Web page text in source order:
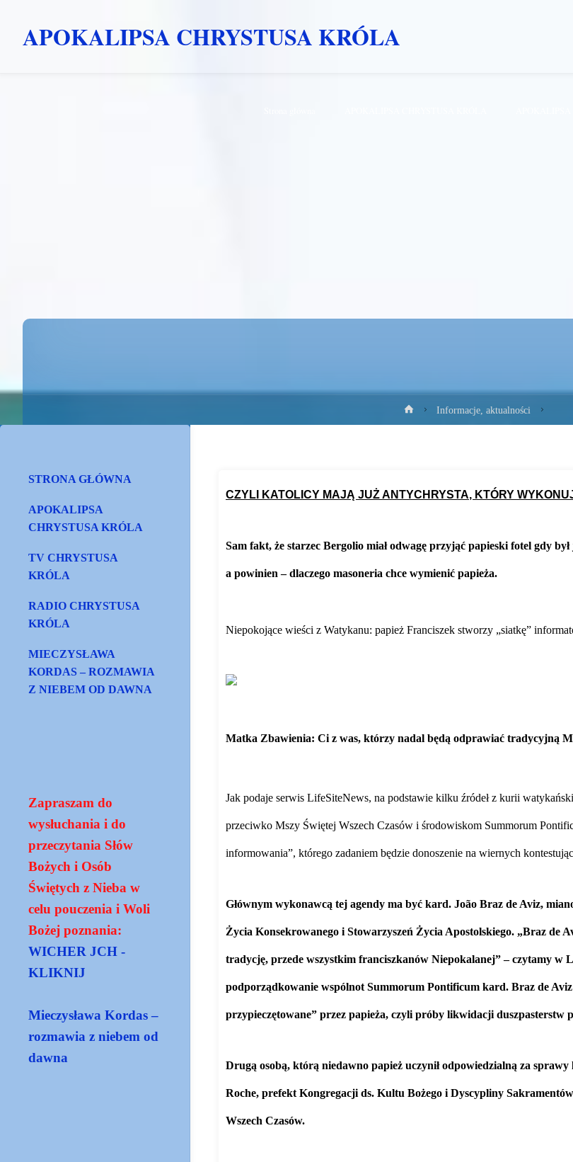
APOKALIPSA CHRYSTUSA KRÓLA
Strona
główna
Informacje, aktualności
CZYLI KATOLICY MAJĄ JUŻ ANTYCHRYSTA, KTÓRY
Sam fakt, że starzec Bergolio miał odwagę przyjąć papieski fotel gdy
a powinien – dlaczego masoneria chce wymienić papieża.
Niepokojące wieści z Watykanu: papież Franciszek stworzy „siatkę”
Matka Zbawienia: Ci z was, którzy nadal będą odprawiać tradycyjną
Jak podaje serwis LifeSiteNews, na podstawie kilku źródeł z kurii
przeciwko Mszy Świętej Wszech Czasów i środowiskom Summorum
informowania”, którego zadaniem będzie donoszenie na wiernych
Głównym wykonawcą tej agendy ma być kard. João Braz de Aviz,
Życia Konsekrowanego i Stowarzyszeń Życia Apostolskiego. „Braz de
tradycję, przede wszystkim franciszkanów Niepokalanej” – czytamy w
podporządkowanie wspólnot Summorum Pontificum kard. Braz de
przypieczętowane” przez papieża, czyli próby likwidacji
Drugą osobą, którą niedawno papież uczynił odpowiedzialną za
Roche, prefekt Kongregacji ds. Kultu Bożego i Dyscypliny
Wszech Czasów.
STRONA GŁÓWNA
APOKALIPSA
CHRYSTUSA KRÓLA
TV CHRYSTUSA
KRÓLA
RADIO CHRYSTUSA
KRÓLA
MIECZYSŁAWA
KORDAS – ROZMAWIA
Z NIEBEM OD DAWNA
Zapraszam do
wysłuchania i do
przeczytania Słów
Bożych i Osób
Świętych z Nieba w
celu pouczenia i Woli
Bożej poznania:
WICHER JCH -
KLIKNIJ
Mieczysława Kordas –
rozmawia z niebem od
dawna